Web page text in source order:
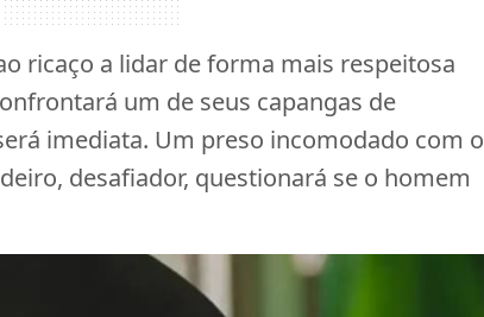
ricaço a lidar de forma mais respeitosa
um de seus capangas de
imediata. Um preso incomodado com o
desafiador, questionará se o homem